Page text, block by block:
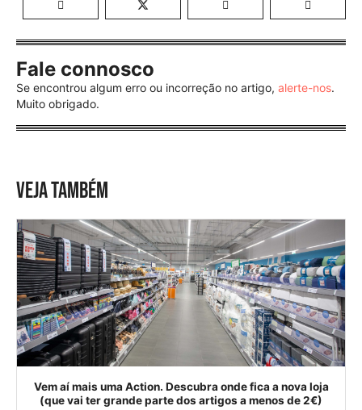
Fale connosco
Se encontrou algum erro ou incorreção no artigo, alerte-nos.
Muito obrigado.
VEJA TAMBÉM
Vem aí mais uma Action. Descubra onde fica a nova loja
(que vai ter grande parte dos artigos a menos de 2€)